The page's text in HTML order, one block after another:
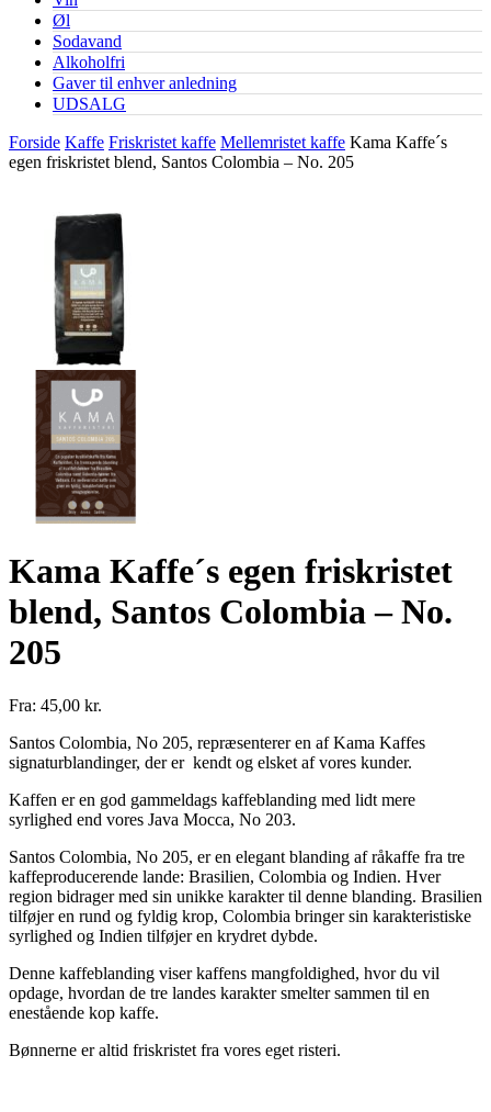
Øl
Sodavand
Alkoholfri
Gaver til enhver anledning
UDSALG
Forside Kaffe Friskristet kaffe Mellemristet kaffe Kama Kaffe´s
egen friskristet blend, Santos Colombia – No. 205
Kama Kaffe´s egen friskristet
blend, Santos Colombia – No.
205
Fra: 45,00 kr.
Santos Colombia, No 205, repræsenterer en af Kama Kaffes
signaturblandinger, der er kendt og elsket af vores kunder.
Kaffen er en god gammeldags kaffeblanding med lidt mere
syrlighed end vores Java Mocca, No 203.
Santos Colombia, No 205, er en elegant blanding af råkaffe fra tre
kaffeproducerende lande: Brasilien, Colombia og Indien. Hver
region bidrager med sin unikke karakter til denne blanding. Brasilien
tilføjer en rund og fyldig krop, Colombia bringer sin karakteristiske
syrlighed og Indien tilføjer en krydret dybde.
Denne kaffeblanding viser kaffens mangfoldighed, hvor du vil
opdage, hvordan de tre landes karakter smelter sammen til en
enestående kop kaffe.
Bønnerne er altid friskristet fra vores eget risteri.